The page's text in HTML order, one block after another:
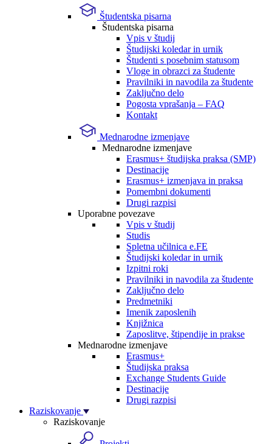
Študentska pisarna
Študentska pisarna
Vpis v študij
Študijski koledar in urnik
Študenti s posebnim statusom
Vloge in obrazci za študente
Pravilniki in navodila za študente
Zaključno delo
Pogosta vprašanja – FAQ
Kontakt
Mednarodne izmenjave
Mednarodne izmenjave
Erasmus+ študijska praksa (SMP)
Destinacije
Erasmus+ izmenjava in praksa
Pomembni dokumenti
Drugi razpisi
Uporabne povezave
Vpis v študij
Studis
Spletna učilnica e.FE
Študijski koledar in urnik
Izpitni roki
Pravilniki in navodila za študente
Zaključno delo
Predmetniki
Imenik zaposlenih
Knjižnica
Zaposlitve, štipendije in prakse
Mednarodne izmenjave
Erasmus+
Študijska praksa
Exchange Students Guide
Destinacije
Drugi razpisi
Raziskovanje
Raziskovanje